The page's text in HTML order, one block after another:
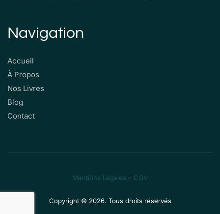
Navigation
Accueil
À Propos
Nos Livres
Blog
Contact
Mentions Légales – CGV
Copyright © 2026. Tous droits réservés